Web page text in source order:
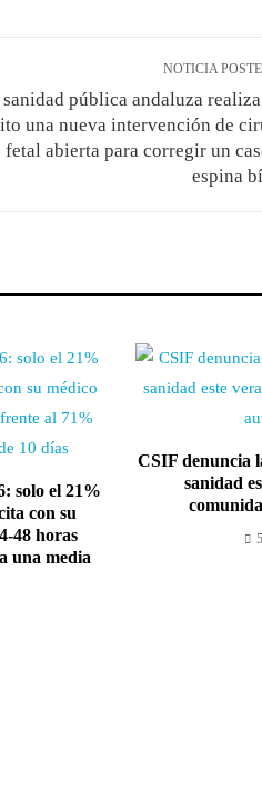
NOTICIA
pública andaluza
una nueva intervención de
fetal abierta para corregir un
espina
solo el 21%
con su
48 horas
una media
CSIF denuncia
sanidad